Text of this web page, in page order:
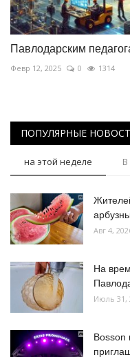
Павлодарским
Февр 12, 2025 0 1314
ПОПУЛЯРНЫЕ
на этой неделе
Авг 4,
На
Июль 31,
Bosson